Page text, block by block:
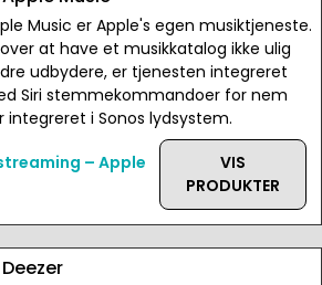
Music er Apple's egen musiktjeneste.
at have et musikkatalog ikke ulig
udbydere, er tjenesten integreret
Siri stemmekommandoer for nem
integreret i Sonos lydsystem.
– Apple
VIS
PRODUKTER